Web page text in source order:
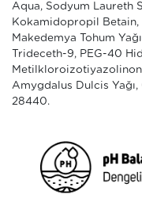
Aqua, Sodyum Laureth
Kokamidopropil
Makedemya Tohum
Trideceth-9, PEG-40
Amygdalus Dulcis Yağı,
28440.